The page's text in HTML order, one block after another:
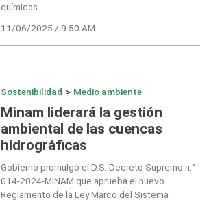
químicas.
11/06/2025 / 9:50 AM
Sostenibilidad > Medio ambiente
Minam liderará la gestión
ambiental de las cuencas
hidrográficas
Gobierno promulgó el D.S. Decreto Supremo n.°
014-2024-MINAM que aprueba el nuevo
Reglamento de la Ley Marco del Sistema